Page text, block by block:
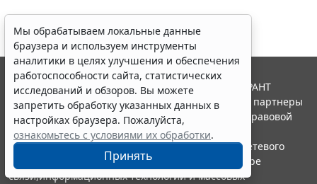
Мы обрабатываем локальные данные
браузера и используем инструменты
аналитики в целях улучшения и обеспечения
работоспособности сайта, статистических
исследований и обзоров. Вы можете
запретить обработку указанных данных в
настройках браузера. Пожалуйста,
ознакомьтесь с условиями их обработки.
Принять
© ООО "НПП "ГАРАНТ-СЕРВИС", 2026. Система ГАРАНТ
выпускается с 1990 года. Компания "Гарант" и ее партнеры
являются участниками Российской ассоциации правовой
информации ГАРАНТ.
Портал ГАРАНТ.РУ зарегистрирован в качестве сетевого
издания Федеральной службой по надзору в сфере
связи,информационных технологий и массовых